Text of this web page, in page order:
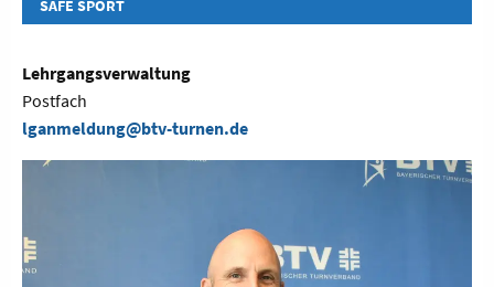
SAFE SPORT
Lehrgangsverwaltung
Postfach
lganmeldung@btv-turnen.de